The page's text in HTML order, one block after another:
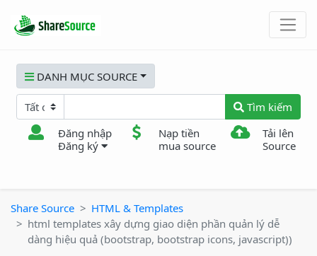
DANH MỤC SOURCE
Tìm kiếm
Đăng nhập
Đăng ký
Nạp tiền
mua source
Tải lên
Source
Share Source
HTML & Templates
html templates xây dựng giao diện phần quản lý dễ
dàng hiệu quả (bootstrap, bootstrap icons, javascript))